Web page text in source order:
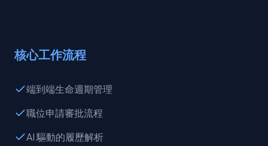
核心工作流程
端到端生命週期管理
職位申請審批流程
AI 驅動的履歷解析